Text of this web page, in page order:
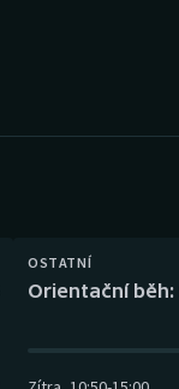
OSTATNÍ
Orientační běh: